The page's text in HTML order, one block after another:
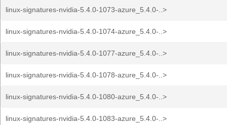
linux-signatures-nvidia-5.4.0-1073-azure_5.4.0-..>
linux-signatures-nvidia-5.4.0-1074-azure_5.4.0-..>
linux-signatures-nvidia-5.4.0-1077-azure_5.4.0-..>
linux-signatures-nvidia-5.4.0-1078-azure_5.4.0-..>
linux-signatures-nvidia-5.4.0-1080-azure_5.4.0-..>
linux-signatures-nvidia-5.4.0-1083-azure_5.4.0-..>